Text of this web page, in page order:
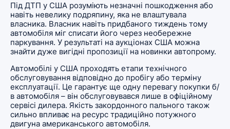
Під ДТП у США розуміють незначні пошкодження або
навіть невелику подряпину, яка не влаштувала
власника. Власник навіть придбаного тиждень тому
автомобіля міг списати його через необережне
паркування. У результаті на аукціонах США можна
знайти дуже вигідні пропозиції на новинки автопрому.
Автомобілі у США проходять етапи технічного
обслуговування відповідно до пробігу або терміну
експлуатації. Це гарантує ще одну перевагу покупки б/
в автомобіля – він обслуговувався лише в офіційному
сервісі дилера. Якість закордонного пального також
сильно впливає на ресурс традиційно потужного
двигуна американського автомобіля.